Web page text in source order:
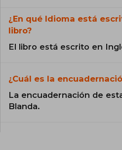
¿En qué Idioma está
libro?
El libro está escrito en
¿Cuál es la
La encuadernación de
Blanda.